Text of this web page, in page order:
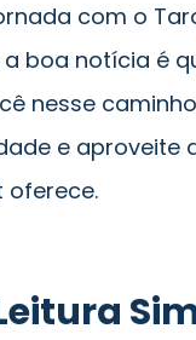
com o
boa notícia é
nesse
e aproveite
oferece.